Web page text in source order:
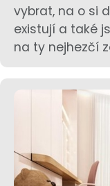
vybrat, na o si
existují a také
na ty nejhezčí